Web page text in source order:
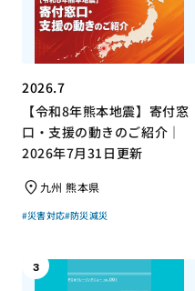
2026.7
【令和8年熊本地震】寄付窓
口・支援の動きのご紹介｜
2026年7月31日更新
九州 熊本県
#災害対応#防災減災
3